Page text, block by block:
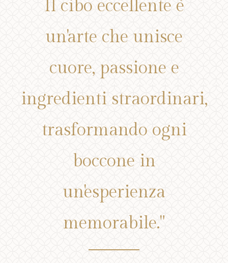
Il cibo eccellente è
un'arte che unisce
cuore, passione e
ingredienti straordinari,
trasformando ogni
boccone in
un'esperienza
memorabile."